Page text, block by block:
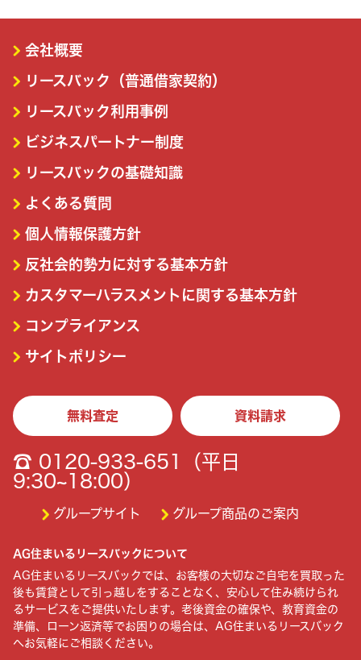
会社概要
リースバック（普通借家契約）
リースバック利用事例
ビジネスパートナー制度
リースバックの基礎知識
よくある質問
個人情報保護方針
反社会的勢力に対する基本方針
カスタマーハラスメントに関する基本方針
コンプライアンス
サイトポリシー
AG住まいるリースバックについて
AG住まいるリースバックでは、お客様の大切なご自宅を買取った
後も賃貸として引っ越しをすることなく、安心して住み続けられ
るサービスをご提供いたします。老後資金の確保や、教育資金の
準備、ローン返済等でお困りの場合は、AG住まいるリースバック
へお気軽にご相談ください。
無料査定 資料請求
☎ 0120-933-651（平日
9:30~18:00）
グループサイト グループ商品のご案内